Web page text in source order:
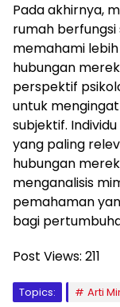
Pada akhirnya,
rumah berfungsi
memahami
hubungan
perspektif
untuk
subjektif.
yang paling
hubungan
menganalisis
pemahaman
bagi
Post Views: 211
Topics: Arti